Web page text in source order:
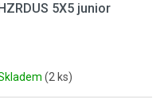
5X5 junior
(2 ks)